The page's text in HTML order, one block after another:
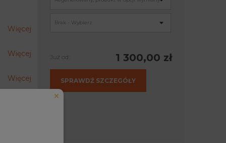
Więcej
Więcej
Więcej
Już od: 1 300,00 zł
SPRAWDŹ SZCZEGÓŁY